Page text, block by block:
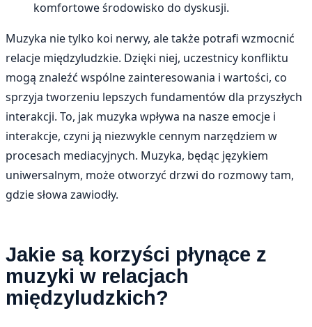
komfortowe środowisko do dyskusji.
Muzyka nie tylko koi nerwy, ale także potrafi wzmocnić
relacje międzyludzkie. Dzięki niej, uczestnicy konfliktu
mogą znaleźć wspólne zainteresowania i wartości, co
sprzyja tworzeniu lepszych fundamentów dla przyszłych
interakcji. To, jak muzyka wpływa na nasze emocje i
interakcje, czyni ją niezwykle cennym narzędziem w
procesach mediacyjnych. Muzyka, będąc językiem
uniwersalnym, może otworzyć drzwi do rozmowy tam,
gdzie słowa zawiodły.
Jakie są korzyści płynące z
muzyki w relacjach
międzyludzkich?